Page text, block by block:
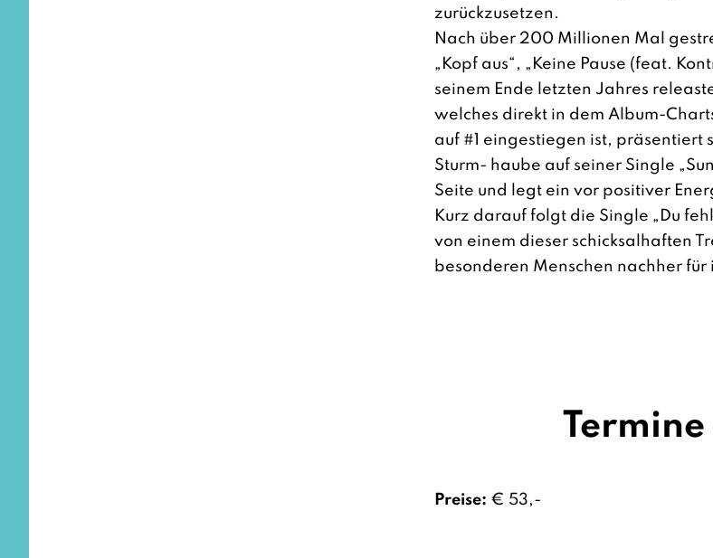
zurückzusetzen.
Nach über 200 Millionen Mal
„Kopf aus“, „Keine Pause (feat.
seinem Ende letzten Jahres
welches direkt in dem Album-
auf #1 eingestiegen ist, präsentiert
Sturm- haube auf seiner Single
Seite und legt ein vor positiver
Kurz darauf folgt die Single „Du
von einem dieser schicksalhaften
besonderen Menschen nachher für
Termine
Preise: € 53,-